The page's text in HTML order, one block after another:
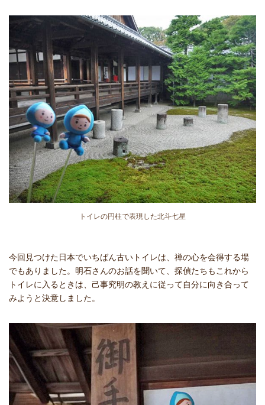
トイレの円柱で表現した北斗七星
今回見つけた日本でいちばん古いトイレは、禅の心を会得する場
でもありました。明石さんのお話を聞いて、探偵たちもこれから
トイレに入るときは、己事究明の教えに従って自分に向き合って
みようと決意しました。